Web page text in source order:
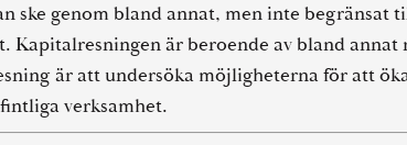
ske genom bland annat, men inte begränsat
är beroende av bland annat
är att undersöka möjligheterna för att
verksamhet.